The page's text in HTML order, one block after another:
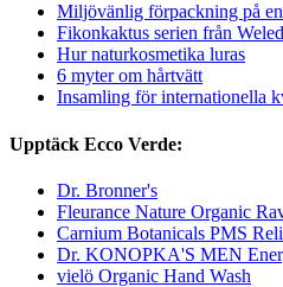
Miljövänlig förpackning på
Fikonkaktus serien från
Hur naturkosmetika luras
6 myter om hårtvätt
Insamling för internationella
Upptäck Ecco Verde:
Dr. Bronner's
Fleurance Nature Organic
Carnium Botanicals PMS
Dr. KONOPKA'S MEN
vielö Organic Hand Wash